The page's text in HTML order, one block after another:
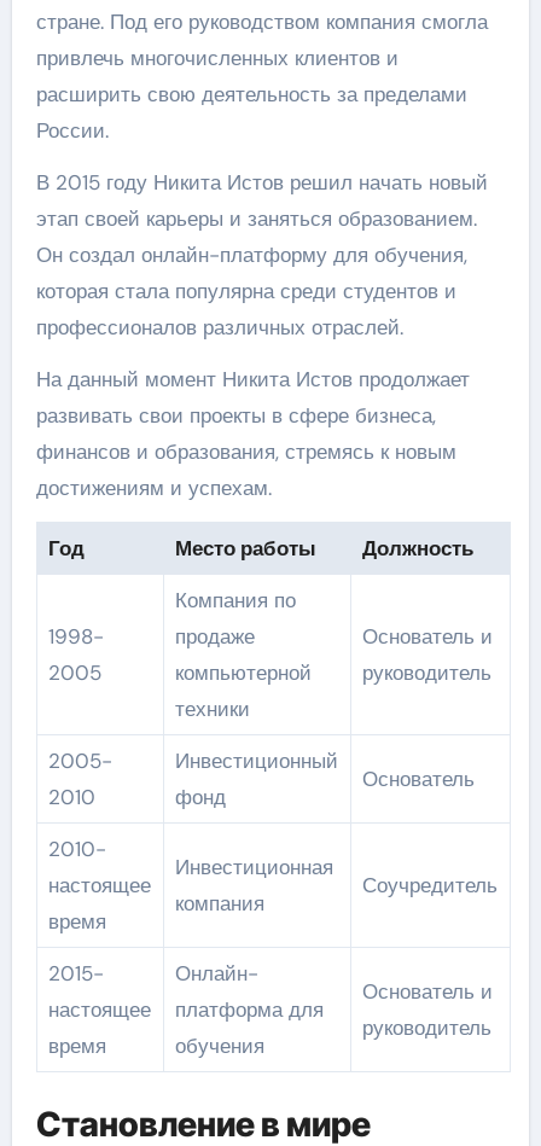
стране. Под его руководством компания смогла
привлечь многочисленных клиентов и
расширить свою деятельность за пределами
России.
В 2015 году Никита Истов решил начать новый
этап своей карьеры и заняться образованием.
Он создал онлайн-платформу для обучения,
которая стала популярна среди студентов и
профессионалов различных отраслей.
На данный момент Никита Истов продолжает
развивать свои проекты в сфере бизнеса,
финансов и образования, стремясь к новым
достижениям и успехам.
Год Место работы Должность
1998-
2005
Компания по
продаже
компьютерной
техники
Основатель и
руководитель
2005-
2010
Инвестиционный
фонд
Основатель
2010-
настоящее
время
Инвестиционная
компания
Соучредитель
2015-
настоящее
время
Онлайн-
платформа для
обучения
Основатель и
руководитель
Становление в мире